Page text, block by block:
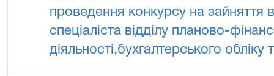
проведення конкурсу на зайняття
спеціаліста відділу планово-
діяльності,бухгалтерського обліку